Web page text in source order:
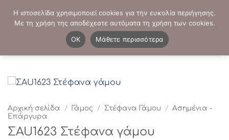
στο
ΤΗΛΕΦΩΝΙΚΕΣ ΠΑΡΑΓΓΕΛΙΕΣ: - 2103821941
Αρχική σελίδα / Γάμος / Στέφανα Γάμου / Ασημένια -
Επάργυρα
ΣAU1623 Στέφανα γάμου
Η ιστοσελίδα χρησιμοποιεί cookies για την ευκολία περιήγησης.
Με τη χρήση της αποδέχεστε αυτόματα τη χρήση των cookies.
OK
Μάθετε περισσότερα